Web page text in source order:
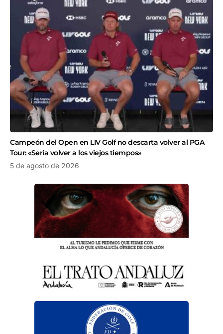
Campeón del Open en LIV Golf no descarta volver al PGA
Tour: «Sería volver a los viejos tiempos»
5 de agosto de 2026